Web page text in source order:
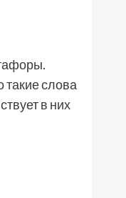
такие слова
в них